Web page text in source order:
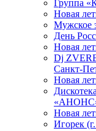
Группа
Новая
Мужское
День
Новая
Dj
Санкт-
Новая
Новая
Игорек